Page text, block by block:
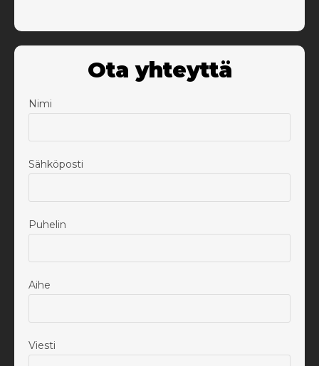
Ota yhteyttä
Nimi
Sähköposti
Puhelin
Aihe
Viesti